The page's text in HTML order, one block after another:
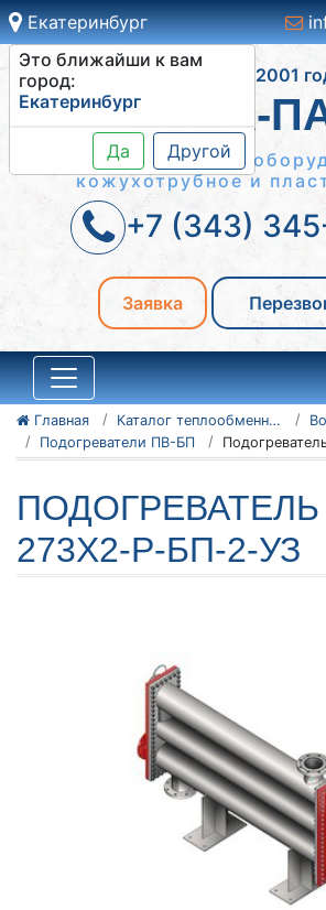
Екатеринбург
Это ближайши к вам
город:
Екатеринбург
Да Другой
Работаем с 2001
ВОДА-
Теплообменное
кожухотрубное и
+7 (343)
Заявка
Главная Каталог теплообменного оборудования
Подогреватели ПВ-БП
273Х2-Р-БП-2-УЗ